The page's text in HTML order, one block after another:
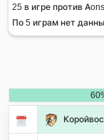
25 в игре против
По 5 играм нет